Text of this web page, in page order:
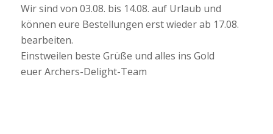
Wir sind von 03.08. bis 14.08. auf Urlaub und
können eure Bestellungen erst wieder ab 17.08.
bearbeiten.
Einstweilen beste Grüße und alles ins Gold
euer Archers-Delight-Team